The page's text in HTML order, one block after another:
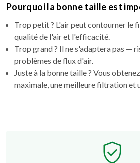
Pourquoi la bonne taille est
Trop petit ? L'air peut contourner le
qualité de l'air et l'efficacité.
Trop grand ? Il ne s'adaptera pas —
problèmes de flux d'air.
Juste à la bonne taille ? Vous
maximale, une meilleure filtration et